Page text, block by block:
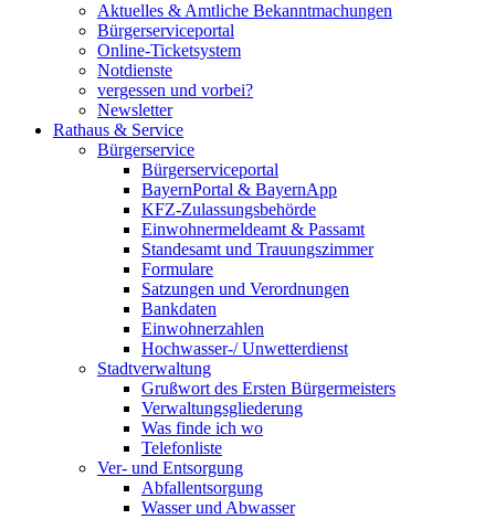
Aktuelles & Amtliche Bekanntmachungen
Bürgerserviceportal
Online-Ticketsystem
Notdienste
vergessen und vorbei?
Newsletter
Rathaus & Service
Bürgerservice
Bürgerserviceportal
BayernPortal & BayernApp
KFZ-Zulassungsbehörde
Einwohnermeldeamt & Passamt
Standesamt und Trauungszimmer
Formulare
Satzungen und Verordnungen
Bankdaten
Einwohnerzahlen
Hochwasser-/ Unwetterdienst
Stadtverwaltung
Grußwort des Ersten Bürgermeisters
Verwaltungsgliederung
Was finde ich wo
Telefonliste
Ver- und Entsorgung
Abfallentsorgung
Wasser und Abwasser